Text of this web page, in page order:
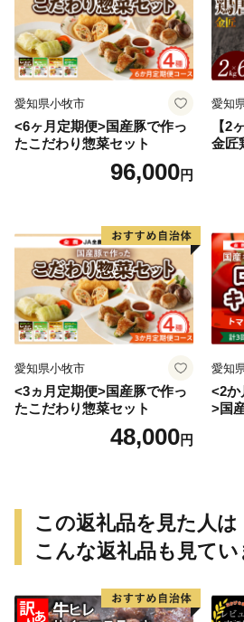
愛知県小牧市
<6ヶ月定期便>国産豚で作っ
たこだわり惣菜セット
96,000円
愛知
【2
金
愛知県小牧市
<3ヵ月定期便>国産豚で作っ
たこだわり惣菜セット
48,000円
愛知
<2
>国
ル
この返礼品を見た人は
こんな返礼品も見てい